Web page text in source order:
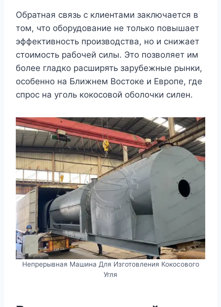
Обратная связь с клиентами заключается в
том, что оборудование не только повышает
эффективность производства, но и снижает
стоимость рабочей силы. Это позволяет им
более гладко расширять зарубежные рынки,
особенно на Ближнем Востоке и Европе, где
спрос на уголь кокосовой оболочки силен.
Непрерывная Машина Для Изготовления Кокосового
Угля